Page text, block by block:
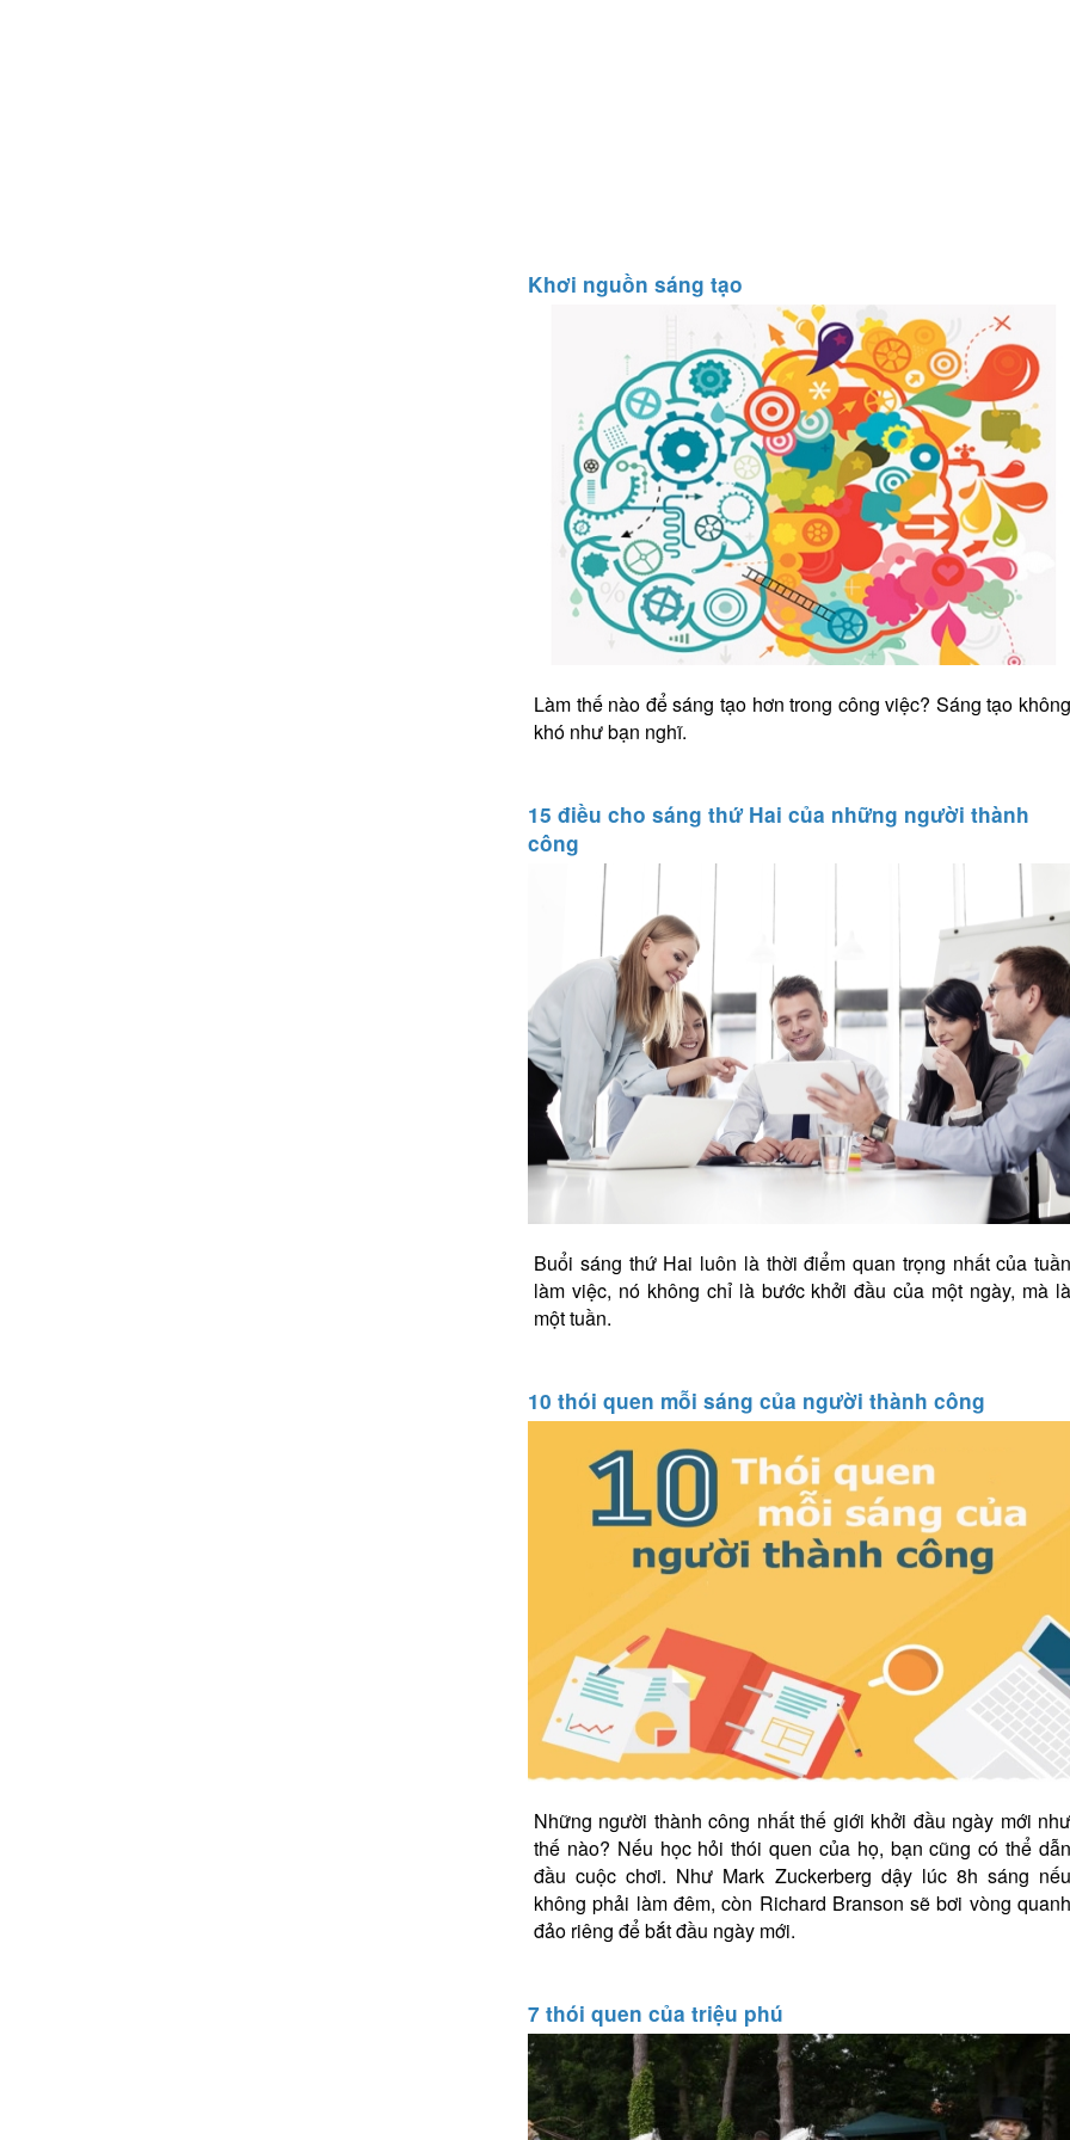
Khơi nguồn sáng tạo
Làm thế nào để sáng tạo hơn trong công việc? Sáng tạo không
khó như bạn nghĩ.
15 điều cho sáng thứ Hai của những người thành
công
Buổi sáng thứ Hai luôn là thời điểm quan trọng nhất của tuần
làm việc, nó không chỉ là bước khởi đầu của một ngày, mà là
một tuần.
10 thói quen mỗi sáng của người thành công
Những người thành công nhất thế giới khởi đầu ngày mới như
thế nào? Nếu học hỏi thói quen của họ, bạn cũng có thể dẫn
đầu cuộc chơi. Như Mark Zuckerberg dậy lúc 8h sáng nếu
không phải làm đêm, còn Richard Branson sẽ bơi vòng quanh
đảo riêng để bắt đầu ngày mới.
7 thói quen của triệu phú